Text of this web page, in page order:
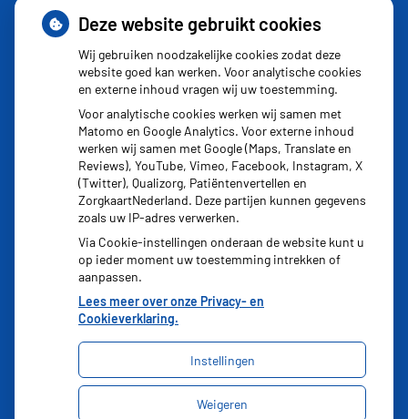
Schurft sinds corona geen vergeten ziekte meer: aantal
uitbraken fors gestegen
Stoppen met afslankmedicijnen betekent zonder
leefstijlaanpassingen weer gewichtstoename
Kookadvies drinkwater in provincie Utrecht vanwege
besmetting
Terugroepactie babyvoeding Nestlé: bacterie kan baby’s
ziek maken
Uw Zorg Online|Beheer
Bezoek
Deze website gebruikt cookies
Wij gebruiken noodzakelijke cookies zodat deze
website goed kan werken. Voor analytische cookies
en externe inhoud vragen wij uw toestemming.
Voor analytische cookies werken wij samen met
Matomo en Google Analytics. Voor externe inhoud
werken wij samen met Google (Maps, Translate en
Reviews), YouTube, Vimeo, Facebook, Instagram, X
(Twitter), Qualizorg, Patiëntenvertellen en
ZorgkaartNederland. Deze partijen kunnen gegevens
zoals uw IP-adres verwerken.
Via Cookie-instellingen onderaan de website kunt u
op ieder moment uw toestemming intrekken of
aanpassen.
Lees meer over onze Privacy- en
Cookieverklaring.
Instellingen
Weigeren